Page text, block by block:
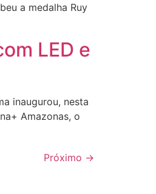
a medalha Ruy
LED e
inaugurou, nesta
Amazonas, o
Próximo →